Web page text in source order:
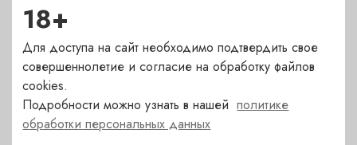
хозяйства Argiano с грандиозным успехом!
ДРУГИЕ НОВОСТИ
Последние события и акции. Статьи о вине
18+
Для доступа на сайт необходимо подтвердить свое
совершеннолетие и согласие на обработку файлов
cookies.
Подробности можно узнать в нашейполитике
обработки персональных данных